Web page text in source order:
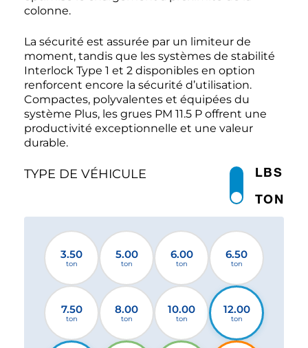
colonne.
La sécurité est assurée par un limiteur de
moment, tandis que les systèmes de stabilité
Interlock Type 1 et 2 disponibles en option
renforcent encore la sécurité d’utilisation.
Compactes, polyvalentes et équipées du
système Plus, les grues PM 11.5 P offrent une
productivité exceptionnelle et une valeur
durable.
TYPE DE VÉHICULE
TON
LBS
3.50
ton
5.00
ton
6.00
ton
6.50
ton
7.50
ton
8.00
ton
10.00
ton
12.00
ton